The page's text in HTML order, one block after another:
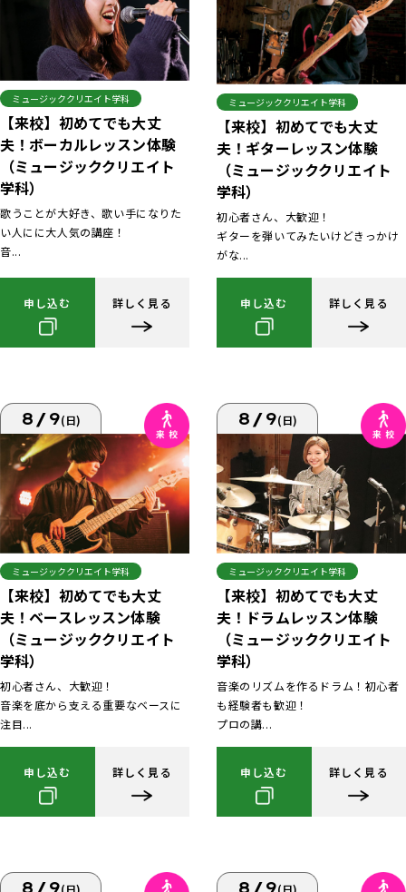
ミュージッククリエイト学科
【来校】初めてでも大丈
夫！ボーカルレッスン体験
（ミュージッククリエイト
学科）
歌うことが大好き、歌い手になりた
い人にに大人気の講座！
音...
申し込む 詳しく見る
ミュージッククリエイト学科
【来校】初めてでも大丈
夫！ギターレッスン体験
（ミュージッククリエイト
学科）
初心者さん、大歓迎！
ギターを弾いてみたいけどきっかけ
がな...
申し込む 詳しく見る
8/9(日)
ミュージッククリエイト学科
【来校】初めてでも大丈
夫！ベースレッスン体験
（ミュージッククリエイト
学科）
初心者さん、大歓迎！
音楽を底から支える重要なベースに
注目...
申し込む 詳しく見る
8/9(日)
ミュージッククリエイト学科
【来校】初めてでも大丈
夫！ドラムレッスン体験
（ミュージッククリエイト
学科）
音楽のリズムを作るドラム！初心者
も経験者も歓迎！
プロの講...
申し込む 詳しく見る
8/9(日) 8/9(日)